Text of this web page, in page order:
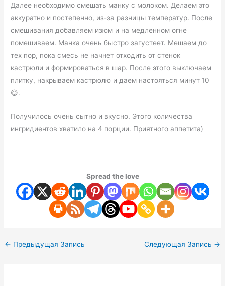
Далее необходимо смешать манку с молоком. Делаем это
аккуратно и постепенно, из-за разницы температур. После
смешивания добавляем изюм и на медленном огне
помешиваем. Манка очень быстро загустеет. Мешаем до
тех пор, пока смесь не начнет отходить от стенок
кастрюли и формироваться в шар. После этого выключаем
плитку, накрываем кастрюлю и даем настояться минут 10
😋.
Получилось очень сытно и вкусно. Этого количества
ингридиентов хватило на 4 порции. Приятного аппетита)
Spread the love
← Предыдущая Запись Следующая Запись →